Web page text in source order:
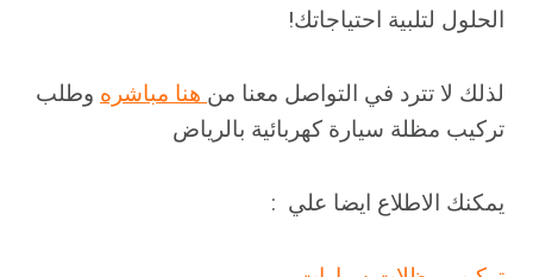
الحلول لتلبية احتياجاتك!
لذلك لا تترد في التواصل معنا من هنا مباشره وطلب
تركيب مظلة سيارة كهربائية بالرياض
يمكنك الاطلاع ايضا علي :